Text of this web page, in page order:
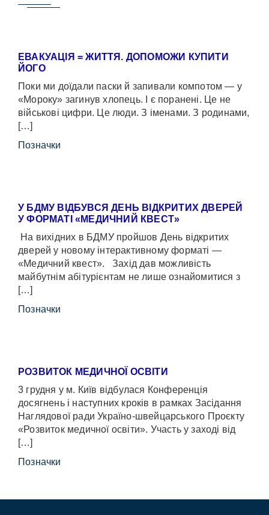
ЕВАКУАЦІЯ = ЖИТТЯ. ДОПОМОЖИ КУПИТИ
ЙОГО
Поки ми доїдали паски й запивали компотом — у
«Мороку» загинув хлопець. І є поранені. Це не
військові цифри. Це люди. З іменами. З родинами,
[…]
Позначки
У БДМУ ВІДБУВСЯ ДЕНЬ ВІДКРИТИХ ДВЕРЕЙ
У ФОРМАТІ «МЕДИЧНИЙ КВЕСТ»
На вихідних в БДМУ пройшов День відкритих
дверей у новому інтерактивному форматі —
«Медичний квест». Захід дав можливість
майбутнім абітурієнтам не лише ознайомитися з
[…]
Позначки
РОЗВИТОК МЕДИЧНОЇ ОСВІТИ
3 грудня у м. Київ відбулася Конференція
досягнень і наступних кроків в рамках Засідання
Наглядової ради Україно-швейцарського Проєкту
«Розвиток медичної освіти». Участь у заході від
[…]
Позначки